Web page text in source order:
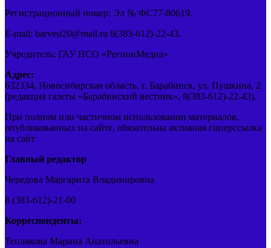
Регистрационный номер: Эл № ФС77-80619.
E-mail: barvest20@mail.ru 8(383-612)-22-43.
Учредитель: ГАУ НСО «РегионМедиа»
Адрес:
632334, Новосибирская область, г. Барабинск, ул. Пушкина, 2
(редакция газеты «Барабинский вестник», 8(383-612)-22-43).
При полном или частичном использовании материалов,
опубликованных на сайте, обязательна активная гиперссылка
на сайт
Главный редактор
Чередова Маргарита Владимировна
8 (383-612)-21-00
Корреспонденты:
Теплякова Марина Анатольевна